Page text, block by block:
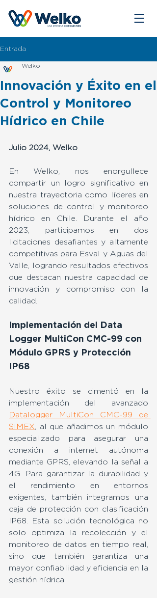
Entrada
Innovación y Éxito en el
Control y Monitoreo
Hídrico en Chile
Welko
Julio 2024, Welko
En Welko, nos enorgullece
compartir un logro significativo en
nuestra trayectoria como líderes en
soluciones de control y monitoreo
hídrico en Chile. Durante el año
2023, participamos en dos
licitaciones desafiantes y altamente
competitivas para Esval y Aguas del
Valle, logrando resultados efectivos
que destacan nuestra capacidad de
innovación y compromiso con la
calidad.
Implementación del Data
Logger MultiCon CMC-99 con
Módulo GPRS y Protección
IP68
Nuestro éxito se cimentó en la
Datalogger MultiCon CMC-99 de
SIMEX , al que añadimos un módulo
especializado para asegurar una
conexión a internet autónoma
mediante GPRS, elevando la señal a
4G. Para garantizar la durabilidad y
el rendimiento en entornos
exigentes, también integramos una
caja de protección con clasificación
IP68. Esta solución tecnológica no
solo optimiza la recolección y el
monitoreo de datos en tiempo real,
sino que también garantiza una
mayor confiabilidad y eficiencia en la
gestión hídrica.